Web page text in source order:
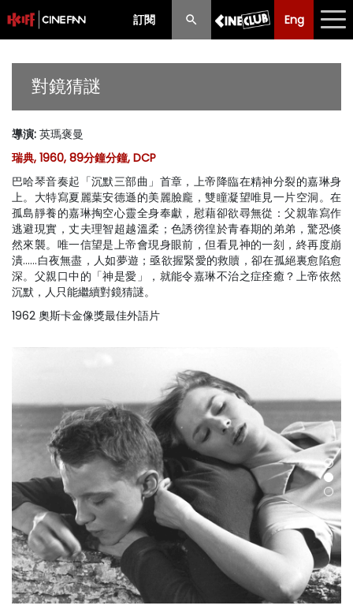
訂閱 Eng
Eng 中文
節目
購票須知
優惠計劃
前期節目
對鏡猜謎
導演: 英瑪褒曼
瑞典, 1960, 89分鐘分鐘, DCP
巴哈琴音奏起「沉默三部曲」首章，上帝降臨在精神分裂的嘉琳身
上。大特寫夏麗葉安德遜的美麗臉龐，雙瞳凝望唯見一片空洞。在
孤島靜養的嘉琳掏空心靈全身奉獻，慰藉卻欲尋無從：父親靠寫作
逃避現實，丈夫理智超越溫柔；色誘徬徨於青春期的弟弟，驚恐倏
然來襲。唯一信望是上帝會現身眼前，但看見神的一刻，終再度崩
潰……白夜無盡，人如夢遊；亟欲握緊愛的救贖，卻在孤絕裏愈陷愈
深。父親口中的「神是愛」，就能令嘉琳不治之症痊癒？上帝依然
沉默，人只能繼續對鏡猜謎。
1962 奧斯卡金像獎最佳外語片